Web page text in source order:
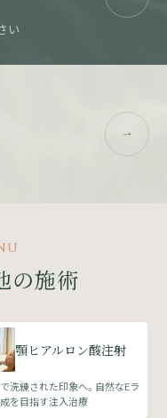
い
の施術
顎ヒアルロン酸注射
洗練された印象へ。 自然なEラ
を目指す注入治療